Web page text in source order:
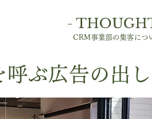
-
CRM事業部の集客につ
呼ぶ広告の出